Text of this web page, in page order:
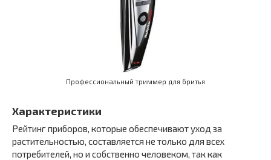
Профессиональный триммер для бритья
Характеристики
Рейтинг приборов, которые обеспечивают уход за
растительностью, составляется не только для всех
потребителей, но и собственно человеком, так как